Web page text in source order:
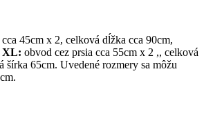
45cm x 2, celková dĺžka cca 90cm,
XL: obvod cez prsia cca 55cm x 2 ,, celková
šírka 65cm. Uvedené rozmery sa môžu